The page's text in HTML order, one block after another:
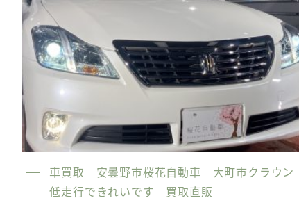
車買取 安曇野市桜花自動車 大町市クラウン
低走行できれいです 買取直販